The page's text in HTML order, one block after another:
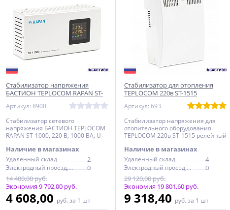
Стабилизатор напряжения
БАСТИОН TEPLOCOM RAPAN ST-
1000, 220 В, для котлов (8900)
Артикул: 8900
Стабилизатор сетевого
напряжения БАСТИОН TEPLOCOM
RAPAN ST-1000, 220 В, 1000 ВА, U
Наличие в магазинах
Удаленный склад 2
Электродный проезд, 6с1
0
14 400,00 руб.
Экономия 9 792,00 руб.
4 608,00 руб. за 1 шт
Стабилизатор для отопления
TEPLOCOM 220в ST-1515
Артикул: 693
Стабилизатор напряжения для
отопительного оборудования
TEPLOCOM 220в ST-1515 релейный
Наличие в магазинах
Удаленный склад 4
Электродный проезд, 6с1
0
29 120,00 руб.
Экономия 19 801,60 руб.
9 318,40 руб. за 1 шт